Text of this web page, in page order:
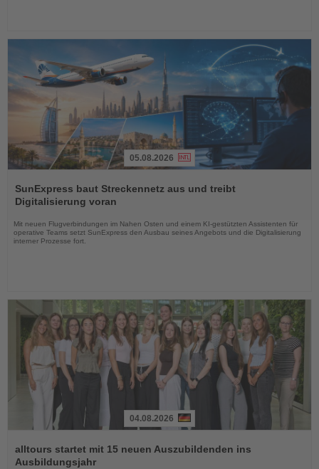
Sie
die
Nachrichten
05.08.2026
SunExpress baut Streckennetz aus und treibt
Digitalisierung voran
Mit neuen Flugverbindungen im Nahen Osten und einem KI-gestützten Assistenten für
operative Teams setzt SunExpress den Ausbau seines Angebots und die Digitalisierung
interner Prozesse fort.
Sie
die
04.08.2026
alltours startet mit 15 neuen Auszubildenden ins
Ausbildungsjahr